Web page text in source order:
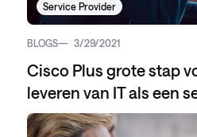
Service Provider
BLOGS 3/29/2021
Cisco Plus grote stap
leveren van IT als een